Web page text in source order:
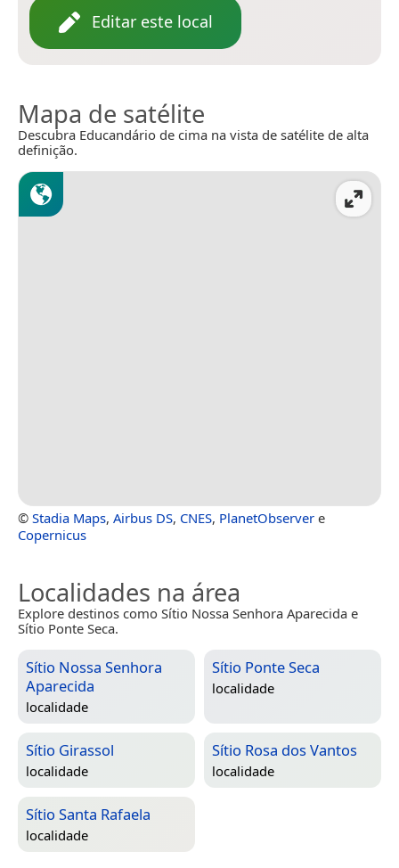
Editar este local
Mapa de satélite
Descubra Educandário de cima na vista de satélite de alta
definição.
© Stadia Maps, Airbus DS, CNES, PlanetObserver e
Copernicus
Localidades na área
Explore destinos como Sítio Nossa Senhora Aparecida e
Sítio Ponte Seca.
Sítio Nossa Senhora
Aparecida
localidade
Sítio Ponte Seca
localidade
Sítio Girassol
localidade
Sítio Rosa dos Vantos
localidade
Sítio Santa Rafaela
localidade